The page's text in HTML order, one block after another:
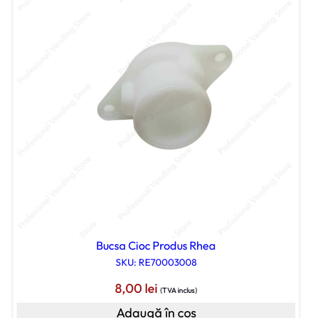
Bucsa Cioc Produs Rhea
SKU: RE70003008
8,00 lei (TVA inclus)
Adaugă în coș